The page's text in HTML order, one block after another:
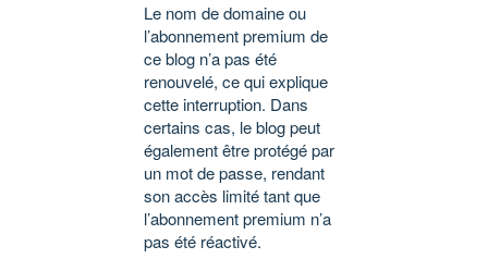
Le nom de domaine ou
l’abonnement premium de
ce blog n’a pas été
renouvelé, ce qui explique
cette interruption. Dans
certains cas, le blog peut
également être protégé par
un mot de passe, rendant
son accès limité tant que
l’abonnement premium n’a
pas été réactivé.